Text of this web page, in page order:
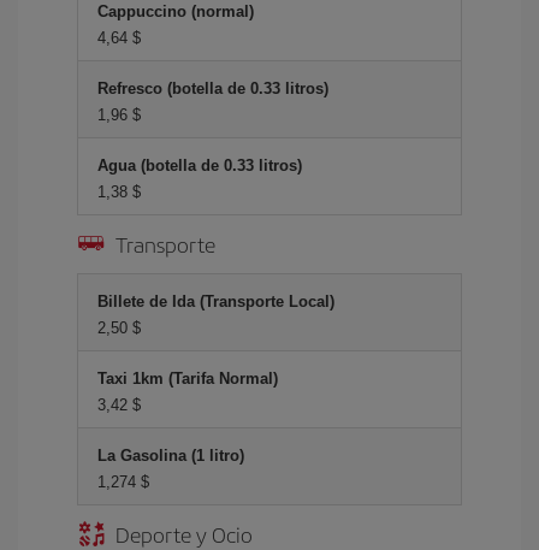
Cappuccino (normal)
4,64 $
Refresco (botella de 0.33 litros)
1,96 $
Agua (botella de 0.33 litros)
1,38 $
Transporte
Billete de Ida (Transporte Local)
2,50 $
Taxi 1km (Tarifa Normal)
3,42 $
La Gasolina (1 litro)
1,274 $
Deporte y Ocio